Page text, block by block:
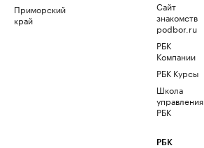
Приморский
край
Сайт
знакомств
podbor.ru
РБК
Компании
РБК Курсы
Школа
управления
РБК
РБК